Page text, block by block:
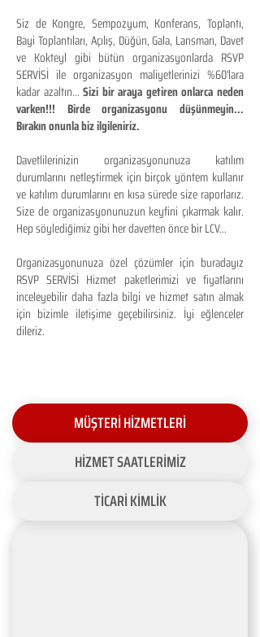
Siz de Kongre, Sempozyum, Konferans, Toplantı,
Bayi Toplantıları, Açılış, Düğün, Gala, Lansman, Davet
ve Kokteyl gibi bütün organizasyonlarda RSVP
SERVİSİ ile organizasyon maliyetlerinizi %60'lara
kadar azaltın...Sizi bir araya getiren onlarca neden
varken!!! Birde organizasyonu düşünmeyin...
Bırakın onunla biz ilgileniriz.
Davetlilerinizin organizasyonunuza katılım
durumlarını netleştirmek için birçok yöntem kullanır
ve katılım durumlarını en kısa sürede size raporlarız.
Size de organizasyonunuzun keyfini çıkarmak kalır.
Hep söylediğimiz gibi her davetten önce bir LCV...
Organizasyonunuza özel çözümler için buradayız
RSVP SERVİSİ Hizmet paketlerimizi ve fiyatlarını
inceleyebilir daha fazla bilgi ve hizmet satın almak
için bizimle iletişime geçebilirsiniz. İyi eğlenceler
dileriz.
MÜŞTERİ HİZMETLERİ
HİZMET SAATLERİMİZ
TİCARİ KİMLİK